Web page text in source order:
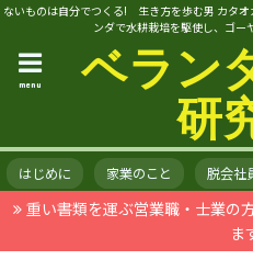
ないものは自分でつくる! 生き方を歩む男 カタ
ンダで水耕栽培を駆使し、ゴ
ベラン
研
menu
はじめに 家業のこと 脱会社
重い書類を運ぶ営業職・士業の
ま